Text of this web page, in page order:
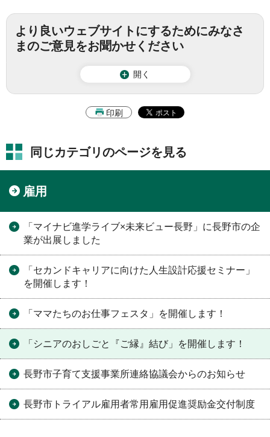
より良いウェブサイトにするためにみなさ
まのご意見をお聞かせください
開く
印刷
同じカテゴリのページを見る
雇用
「マイナビ進学ライブ×未来ビュー長野」に長野市の企
業が出展しました
「セカンドキャリアに向けた人生設計応援セミナー」
を開催します！
「ママたちのお仕事フェスタ」を開催します！
「シニアのおしごと『ご縁』結び」を開催します！
長野市子育て支援事業所連絡協議会からのお知らせ
長野市トライアル雇用者常用雇用促進奨励金交付制度